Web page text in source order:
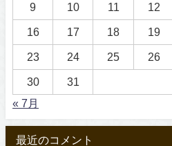
9 10 11 12
16 17 18 19
23 24 25 26
30
31
« 7月
最近のコメント